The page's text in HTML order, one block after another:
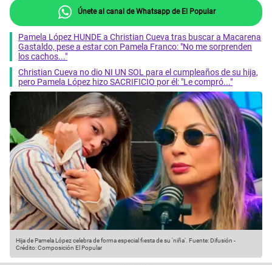
Únete al canal de Whatsapp de El Popular
Pamela López HUNDE a Christian Cueva tras buscar a Macarena
Gastaldo, pese a estar con Pamela Franco: "No me sorprenden
los cachos..."
Christian Cueva no dio NI UN SOL para el cumpleaños de su hija,
pero Pamela López hizo SACRIFICIO por él: "Le compró..."
Hija de Pamela López celebra de forma especial fiesta de su 'niña'. Fuente: Difusión -
Crédito: Composición El Popular